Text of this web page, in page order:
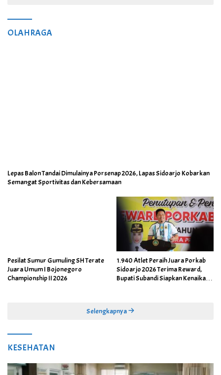
OLAHRAGA
Lepas Balon Tandai Dimulainya Porsenap 2026, Lapas Sidoarjo Kobarkan
Semangat Sportivitas dan Kebersamaan
Pesilat Sumur Gumuling SH Terate
Juara Umum I Bojonegoro
Championship II 2026
1.940 Atlet Peraih Juara Porkab
Sidoarjo 2026 Terima Reward,
Bupati Subandi Siapkan Kenaikan
Selengkapnya
KESEHATAN